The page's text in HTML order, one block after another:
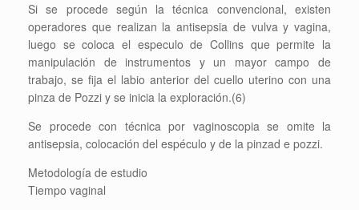
Si se procede según la técnica convencional, existen
operadores que realizan la antisepsia de vulva y vagina,
luego se coloca el especulo de Collins que permite la
manipulación de instrumentos y un mayor campo de
trabajo, se fija el labio anterior del cuello uterino con una
pinza de Pozzi y se inicia la exploración.(6)
Se procede con técnica por vaginoscopia se omite la
antisepsia, colocación del espéculo y de la pinzad e pozzi.
Metodología de estudio
Tiempo vaginal